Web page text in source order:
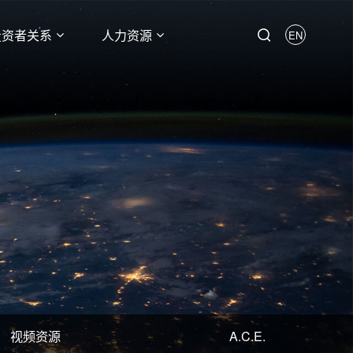
者关系 人力资源 EN
视频资源 A.C.E.